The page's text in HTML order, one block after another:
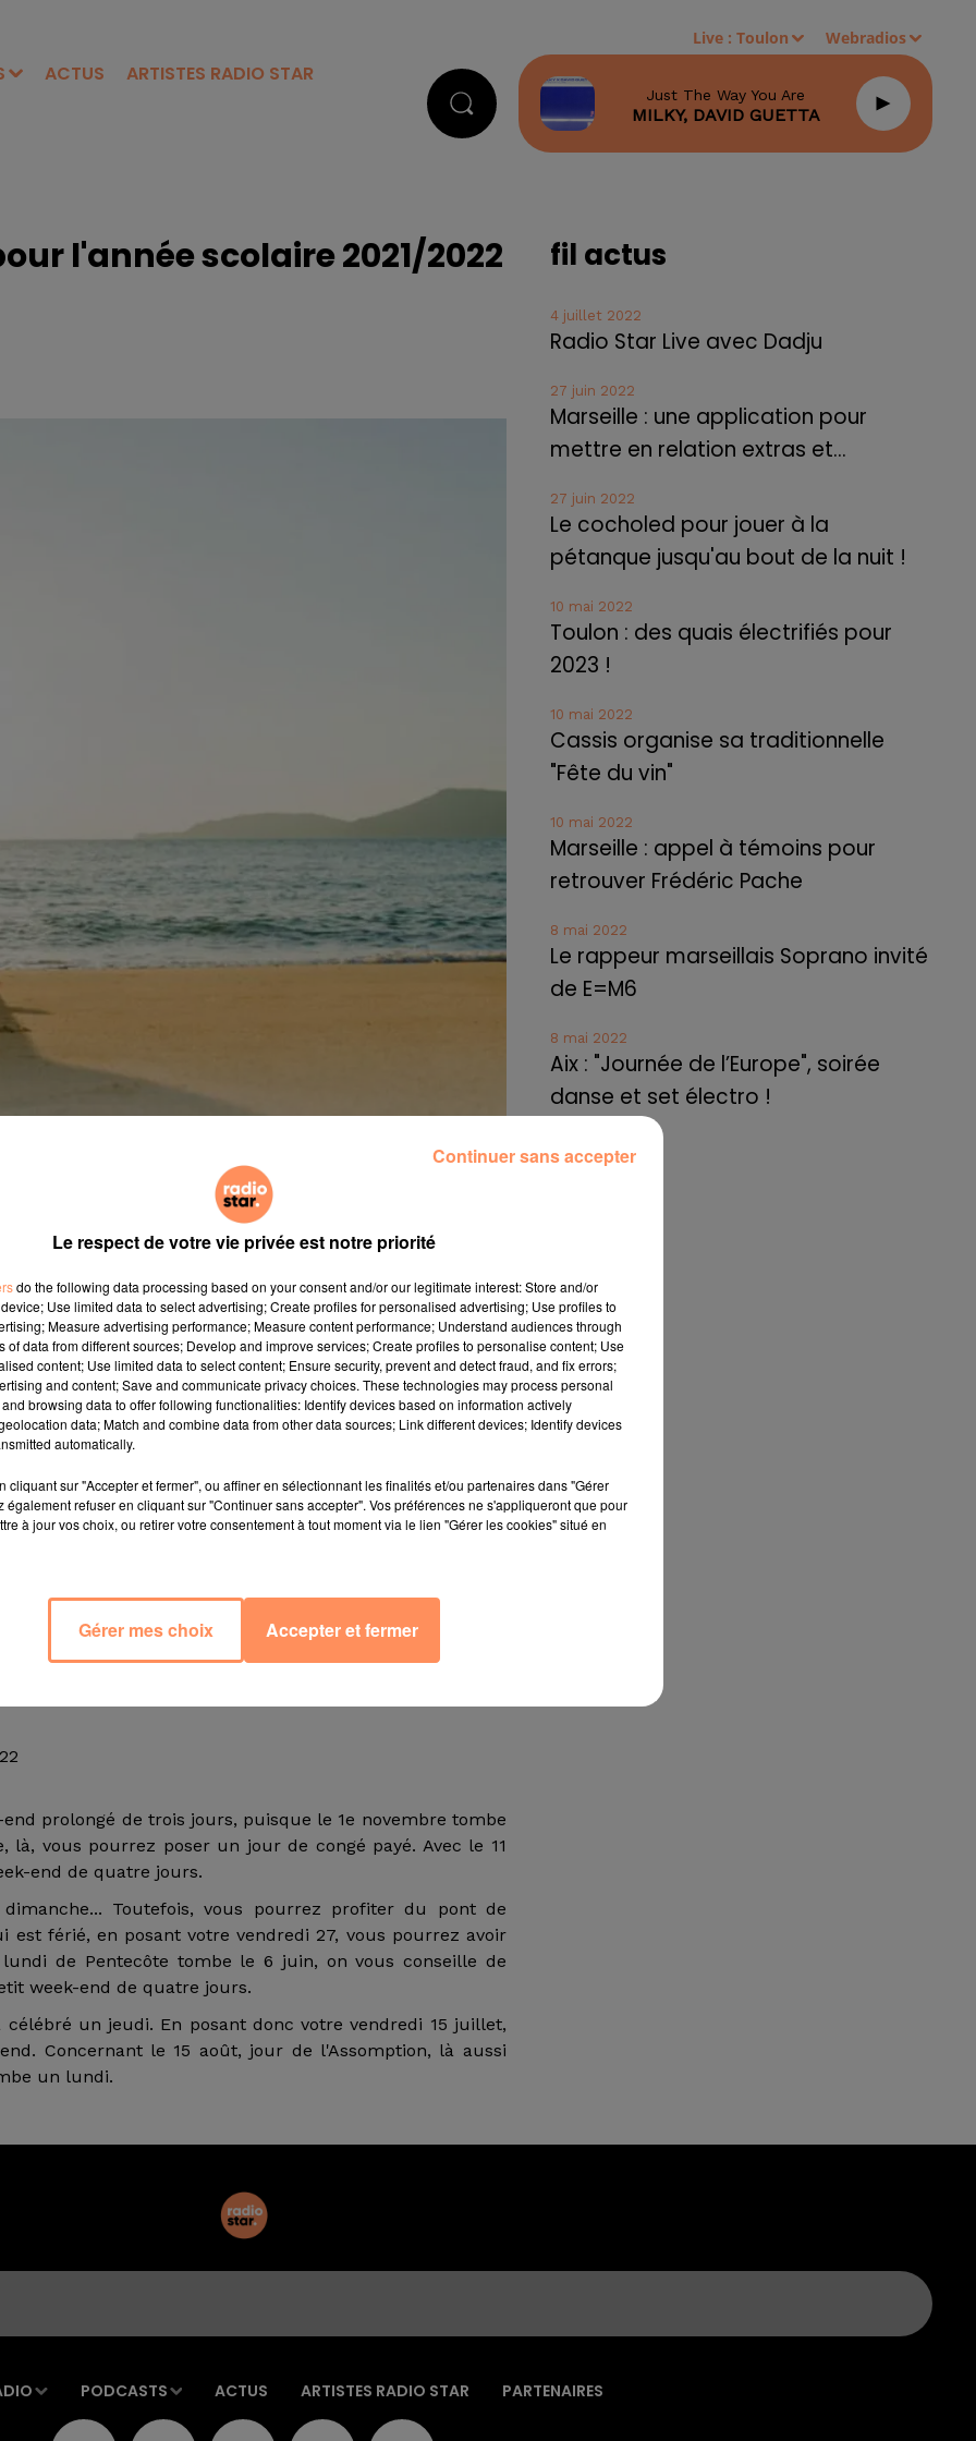
ACTUS ARTISTES RADIO STAR
Live :Toulon Webradios
Just The Way You Are
MILKY, DAVID GUETTA
l'année scolaire 2021/2022
déjà à leurs prochains congés. Vacances de février, de
le 1er-Mai et tous les ponts ? Quand poser ses congés
scolaire aura lieu le jeudi 2 septembre 2021, selon le
les dates sont similaires pour toutes les zones, elles sont
fêtes de Noël, les élèves seront libres à partir du 18
les unes des autres. La zone B profitera des
B prendra ses vacances de Pâques du 9 au 25 avril 2022.
2022, selon le calendrier scolaire du Ministère de
en plus des jours fériés habituels :
prolongé de trois jours, puisque le 1e novembre tombe
vous pourrez poser un jour de congé payé. Avec le 11
end de quatre jours.
Toutefois, vous pourrez profiter du pont de
férié, en posant votre vendredi 27, vous pourrez avoir
de Pentecôte tombe le 6 juin, on vous conseille de
week-end de quatre jours.
un jeudi. En posant donc votre vendredi 15 juillet,
Concernant le 15 août, jour de l'Assomption, là aussi
un lundi.
fil actus
4 juillet 2022
Radio Star Live avec Dadju
27 juin 2022
Marseille : une application pour
mettre en relation extras et...
27 juin 2022
Le cocholed pour jouer à la
pétanque jusqu'au bout de la nuit !
10 mai 2022
Toulon : des quais électrifiés pour
2023 !
10 mai 2022
Cassis organise sa traditionnelle
"Fête du vin"
10 mai 2022
Marseille : appel à témoins pour
retrouver Frédéric Pache
8 mai 2022
Le rappeur marseillais Soprano invité
de E=M6
8 mai 2022
Aix : "Journée de l’Europe", soirée
danse et set électro !
PODCASTS ACTUS ARTISTES RADIO STAR PARTENAIRES
Le respect de votre vie privée est notre priorité
do the following data processing based on your consent and/or our legitimate interest: Store and/or
Use limited data to select advertising; Create profiles for personalised advertising; Use profiles to
Measure advertising performance; Measure content performance; Understand audiences through
of data from different sources; Develop and improve services; Create profiles to personalise content; Use
content; Use limited data to select content; Ensure security, prevent and detect fraud, and fix errors;
and content; Save and communicate privacy choices. These technologies may process personal
browsing data to offer following functionalities: Identify devices based on information actively
data; Match and combine data from other data sources; Link different devices; Identify devices
automatically.
cliquant sur "Accepter et fermer", ou affiner en sélectionnant les finalités et/ou partenaires dans "Gérer
également refuser en cliquant sur "Continuer sans accepter". Vos préférences ne s'appliqueront que pour
à jour vos choix, ou retirer votre consentement à tout moment via le lien "Gérer les cookies" situé en
Gérer mes choix Accepter et fermer
Continuer sans accepter